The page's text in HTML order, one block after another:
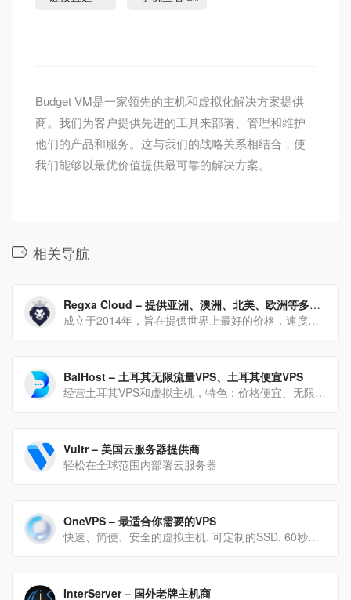
Budget VM是一家领先的主机和虚拟化解决方案提供
商。我们为客户提供先进的工具来部署、管理和维护
他们的产品和服务。这与我们的战略关系相结合，使
我们能够以最优价值提供最可靠的解决方案。
相关导航
Regxa Cloud – 提供亚洲、澳洲、北美、欧洲等多个机房
成立于2014年，旨在提供世界上最好的价格，速度，质量和网络托管服务智能实施组合。
BalHost – 土耳其无限流量VPS、土耳其便宜VPS
经营土耳其VPS和虚拟主机，特色：价格便宜、无限流量、支持Windows。
Vultr – 美国云服务器提供商
轻松在全球范围内部署云服务器
OneVPS – 最适合你需要的VPS
快速、简便、安全的虚拟主机. 可定制的SSD. 60秒即可运行. 100% 正常运行时间保证. 全天候客服支持
InterServer – 国外老牌主机商